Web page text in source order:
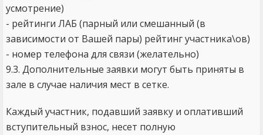
усмотрение)
- рейтинги ЛАБ (парный или смешанный (в
зависимости от Вашей пары) рейтинг участника\ов)
- номер телефона для связи (желательно)
9.3. Дополнительные заявки могут быть приняты в
зале в случае наличия мест в сетке.
Каждый участник, подавший заявку и оплативший
вступительный взнос, несет полную